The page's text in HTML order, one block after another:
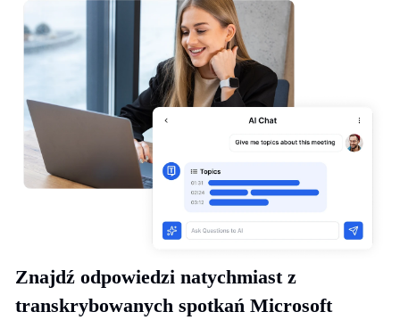
Znajdź odpowiedzi natychmiast z
transkrybowanych spotkań Microsoft